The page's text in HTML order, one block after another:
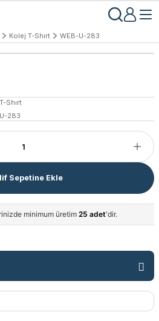
Kolej T-Shırt WEB-U-283
Shırt
283
Sepetine Ekle
minimum üretim 25 adet'dir.